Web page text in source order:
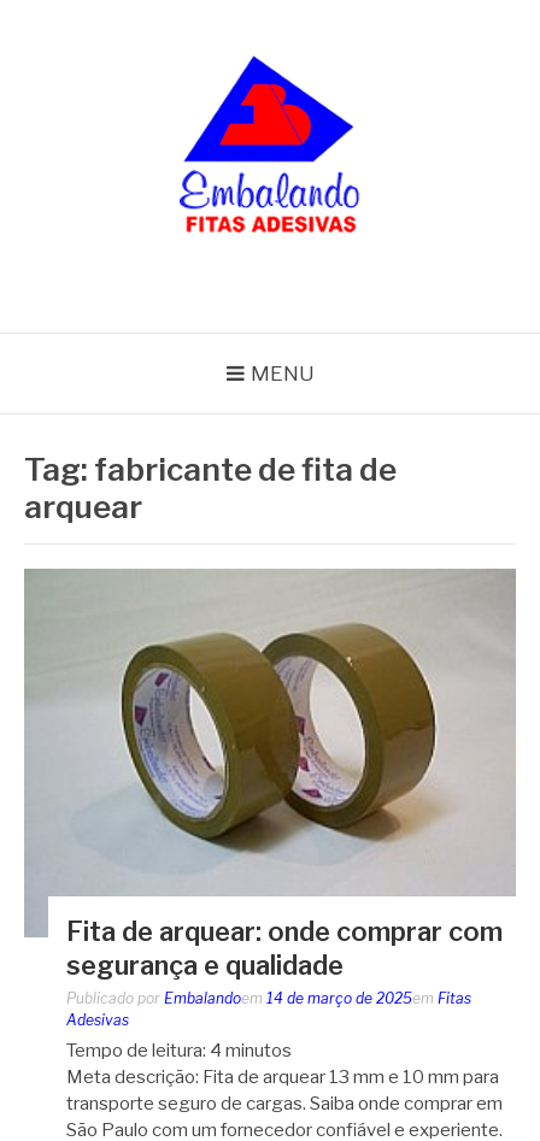
MENU
Tag: fabricante de fita de
arquear
Fita de arquear: onde comprar com
segurança e qualidade
Publicado por Embalandoem 14 de março de 2025em Fitas
Adesivas
Tempo de leitura: 4 minutos
Meta descrição: Fita de arquear 13 mm e 10 mm para
transporte seguro de cargas. Saiba onde comprar em
São Paulo com um fornecedor confiável e experiente.